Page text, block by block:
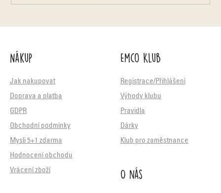
Nákup
Jak nakupovat
Doprava a platba
GDPR
Obchodní podmínky
Mysli 5+1 zdarma
Hodnocení obchodu
Vrácení zboží
Emco Klub
Registrace/Přihlášení
Výhody klubu
Pravidla
Dárky
Klub pro zaměstnance
O nás